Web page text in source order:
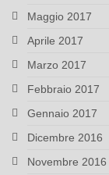
Maggio 2017
Aprile 2017
Marzo 2017
Febbraio 2017
Gennaio 2017
Dicembre 2016
Novembre 2016